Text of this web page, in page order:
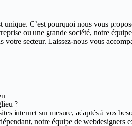
C’est pourquoi nous vous
ou une grande société, notre
votre secteur. Laissez-nous vous
?
internet sur mesure, adaptés à vos
notre équipe de webdesigners